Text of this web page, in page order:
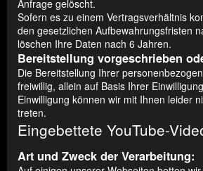
Anfrage gelöscht.
Sofern es zu einem Vertragsverhältnis
den gesetzlichen Aufbewahrungsfristen
löschen Ihre Daten nach 6 Jahren.
Bereitstellung vorgeschrieben
Die Bereitstellung Ihrer
freiwillig, allein auf Basis Ihrer
Einwilligung können wir mit Ihnen leider
treten.
Eingebettete YouTube-
Art und Zweck der Verarbeitung: